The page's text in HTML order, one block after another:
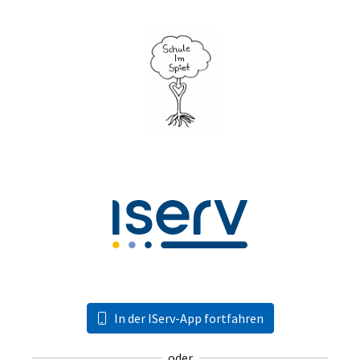
In der IServ-App fortfahren